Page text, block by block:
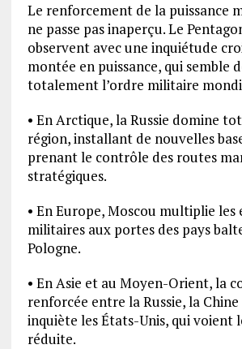
Le renforcement de la puissance
ne passe pas inaperçu. Le
observent avec une inquiétude
montée en puissance, qui semble
totalement l’ordre militaire
• En Arctique, la Russie domine
région, installant de nouvelles
prenant le contrôle des routes
stratégiques.
• En Europe, Moscou multiplie les
militaires aux portes des pays
Pologne.
• En Asie et au Moyen-Orient, la
renforcée entre la Russie, la
inquiète les États-Unis, qui voient
réduite.